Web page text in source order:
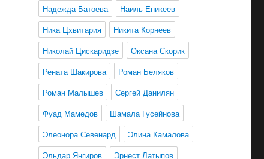
Надежда Батоева
Наиль Еникеев
Ника Цхвитария
Никита Корнеев
Николай Цискаридзе
Оксана Скорик
Рената Шакирова
Роман Беляков
Роман Малышев
Сергей Данилян
Фуад Мамедов
Шамала Гусейнова
Элеонора Севенард
Элина Камалова
Эльдар Янгиров
Эрнест Латыпов